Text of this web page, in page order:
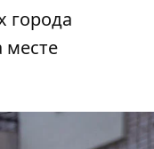
города
месте